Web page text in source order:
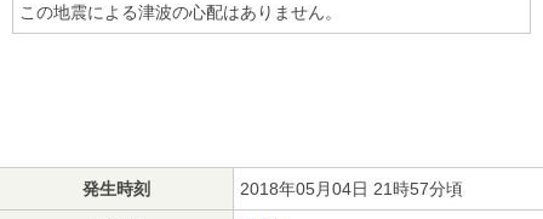
この地震による津波の心配はありません。
発生時刻 2018年05月04日 21時57分頃